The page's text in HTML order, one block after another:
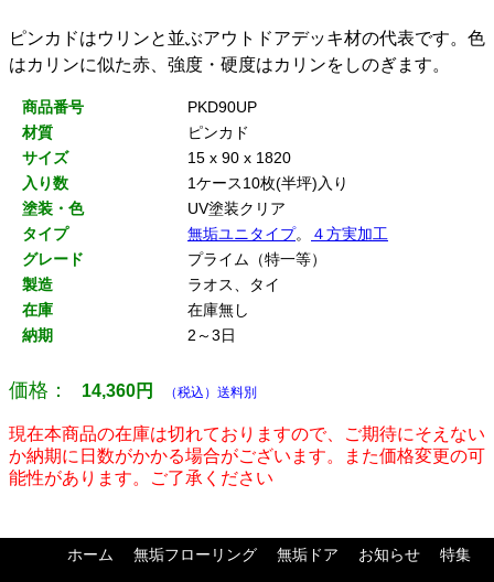
ピンカドはウリンと並ぶアウトドアデッキ材の代表です。色
はカリンに似た赤、強度・硬度はカリンをしのぎます。
商品番号
PKD90UP
材質
ピンカド
サイズ
15 x 90 x 1820
入り数
1ケース10枚(半坪)入り
塗装・色
UV塗装クリア
タイプ
無垢ユニタイプ。
４方実加工
グレード
プライム（特一等）
製造
ラオス、タイ
在庫
在庫無し
納期
2～3日
価格： 14,360円 （税込）送料別
現在本商品の在庫は切れておりますので、ご期待にそえない
か納期に日数がかかる場合がございます。また価格変更の可
能性があります。ご了承ください
ホーム 無垢フローリング 無垢ドア お知らせ
特集